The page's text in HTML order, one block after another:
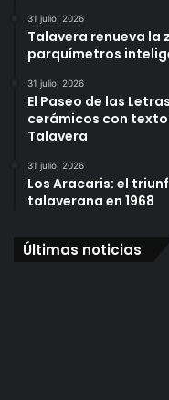
31 julio, 2026
Talavera renueva la
parquímetros
31 julio, 2026
El Paseo de las
cerámicos con
Talavera
31 julio, 2026
Los Aracaris: el
talaverana en 1968
Últimas noticias